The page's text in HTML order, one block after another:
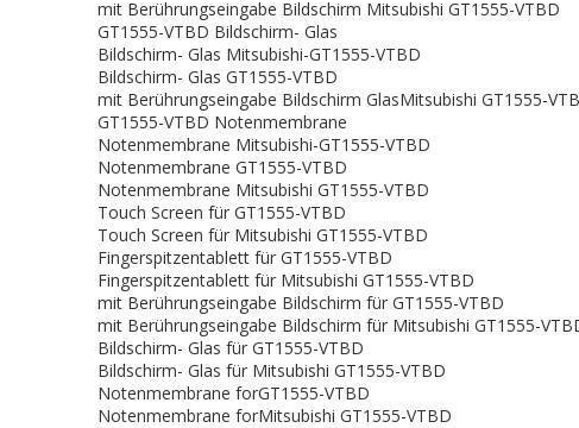
mit Berührungseingabe Bildschirm Mitsubishi GT1555-VTBD
GT1555-VTBD Bildschirm- Glas
Bildschirm- Glas Mitsubishi-GT1555-VTBD
Bildschirm- Glas GT1555-VTBD
mit Berührungseingabe Bildschirm GlasMitsubishi GT1555-
GT1555-VTBD Notenmembrane
Notenmembrane Mitsubishi-GT1555-VTBD
Notenmembrane GT1555-VTBD
Notenmembrane Mitsubishi GT1555-VTBD
Touch Screen für GT1555-VTBD
Touch Screen für Mitsubishi GT1555-VTBD
Fingerspitzentablett für GT1555-VTBD
Fingerspitzentablett für Mitsubishi GT1555-VTBD
mit Berührungseingabe Bildschirm für GT1555-VTBD
mit Berührungseingabe Bildschirm für Mitsubishi GT1555-
Bildschirm- Glas für GT1555-VTBD
Bildschirm- Glas für Mitsubishi GT1555-VTBD
Notenmembrane forGT1555-VTBD
Notenmembrane forMitsubishi GT1555-VTBD